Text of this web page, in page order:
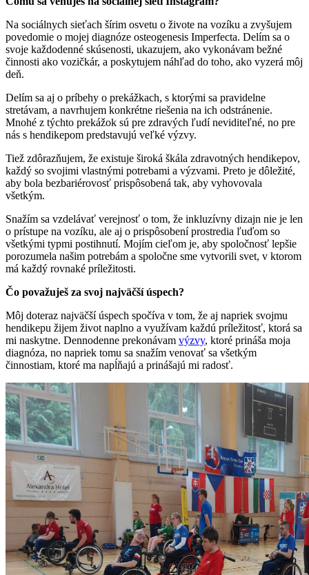
Na sociálnych sieťach šírim osvetu o živote na vozíku a zvyšujem
povedomie o mojej diagnóze osteogenesis Imperfecta. Delím sa o
svoje každodenné skúsenosti, ukazujem, ako vykonávam bežné
činnosti ako vozičkár, a poskytujem náhľad do toho, ako vyzerá môj
deň.
Delím sa aj o príbehy o prekážkach, s ktorými sa pravidelne
stretávam, a navrhujem konkrétne riešenia na ich odstránenie.
Mnohé z týchto prekážok sú pre zdravých ľudí neviditeľné, no pre
nás s hendikepom predstavujú veľké výzvy.
Tiež zdôrazňujem, že existuje široká škála zdravotných hendikepov,
každý so svojimi vlastnými potrebami a výzvami. Preto je dôležité,
aby bola bezbariérovosť prispôsobená tak, aby vyhovovala
všetkým.
Snažím sa vzdelávať verejnosť o tom, že inkluzívny dizajn nie je len
o prístupe na vozíku, ale aj o prispôsobení prostredia ľuďom so
všetkými typmi postihnutí. Mojím cieľom je, aby spoločnosť lepšie
porozumela našim potrebám a spoločne sme vytvorili svet, v ktorom
má každý rovnaké príležitosti.
Čo považuješ za svoj najväčší úspech?
Môj doteraz najväčší úspech spočíva v tom, že aj napriek svojmu
hendikepu žijem život naplno a využívam každú príležitosť, ktorá sa
mi naskytne. Dennodenne prekonávam výzvy, ktoré prináša moja
diagnóza, no napriek tomu sa snažím venovať sa všetkým
činnostiam, ktoré ma napĺňajú a prinášajú mi radosť.